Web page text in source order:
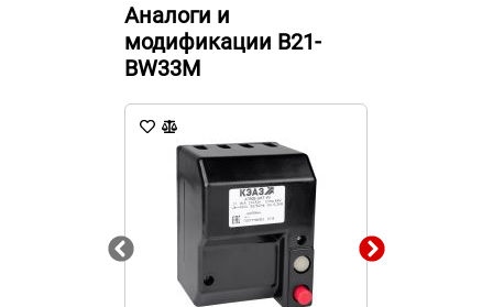
Аналоги и
модификации B21-
BW33M